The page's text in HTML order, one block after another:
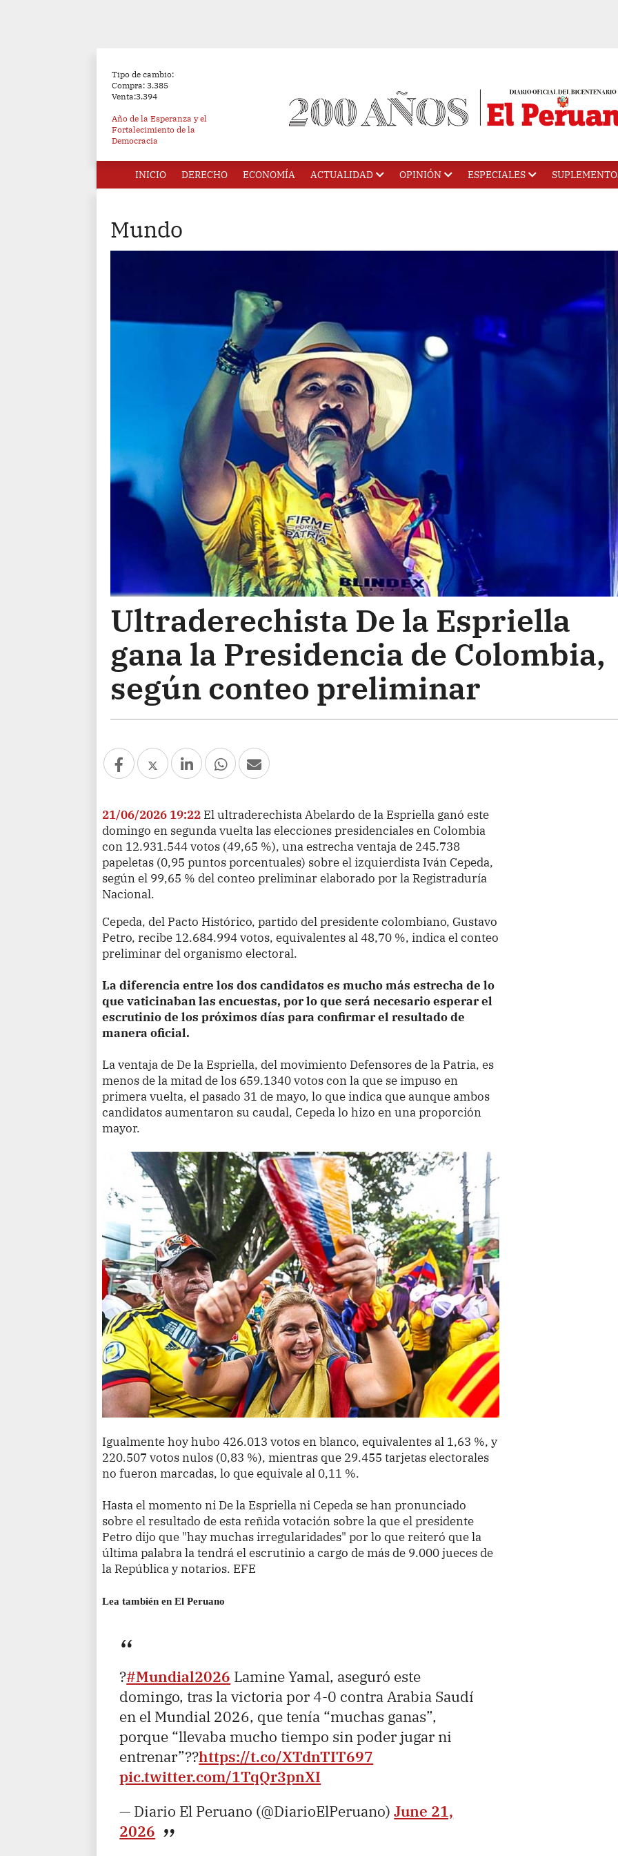
Tipo de cambio:
Compra: 3.385
Venta:3.394
Año de la Esperanza y el
Fortalecimiento de la
Democracia
INICIO DERECHO ECONOMÍA ACTUALIDAD OPINIÓN ESPECIALES
Mundo
Ultraderechista De la Espriella
gana la Presidencia de Colombia,
según conteo preliminar
21/06/2026 19:22 El ultraderechista Abelardo de la Espriella ganó este
domingo en segunda vuelta las elecciones presidenciales en Colombia
con 12.931.544 votos (49,65 %), una estrecha ventaja de 245.738
papeletas (0,95 puntos porcentuales) sobre el izquierdista Iván Cepeda,
según el 99,65 % del conteo preliminar elaborado por la Registraduría
Nacional.
Cepeda, del Pacto Histórico, partido del presidente colombiano, Gustavo
Petro, recibe 12.684.994 votos, equivalentes al 48,70 %, indica el conteo
preliminar del organismo electoral.
La diferencia entre los dos candidatos es mucho más estrecha de lo
que vaticinaban las encuestas, por lo que será necesario esperar el
escrutinio de los próximos días para confirmar el resultado de
manera oficial.
La ventaja de De la Espriella, del movimiento Defensores de la Patria, es
menos de la mitad de los 659.1340 votos con la que se impuso en
primera vuelta, el pasado 31 de mayo, lo que indica que aunque ambos
candidatos aumentaron su caudal, Cepeda lo hizo en una proporción
mayor.
Igualmente hoy hubo 426.013 votos en blanco, equivalentes al 1,63 %, y
220.507 votos nulos (0,83 %), mientras que 29.455 tarjetas electorales
no fueron marcadas, lo que equivale al 0,11 %.
Hasta el momento ni De la Espriella ni Cepeda se han pronunciado
sobre el resultado de esta reñida votación sobre la que el presidente
Petro dijo que "hay muchas irregularidades" por lo que reiteró que la
última palabra la tendrá el escrutinio a cargo de más de 9.000 jueces de
la República y notarios. EFE
Lea también en El Peruano
?#Mundial2026 Lamine Yamal, aseguró este
domingo, tras la victoria por 4-0 contra Arabia Saudí
en el Mundial 2026, que tenía “muchas ganas”,
porque “llevaba mucho tiempo sin poder jugar ni
entrenar”??https://t.co/XTdnTIT697
pic.twitter.com/1TqQr3pnXI
— Diario El Peruano (@DiarioElPeruano)June 21,
2026